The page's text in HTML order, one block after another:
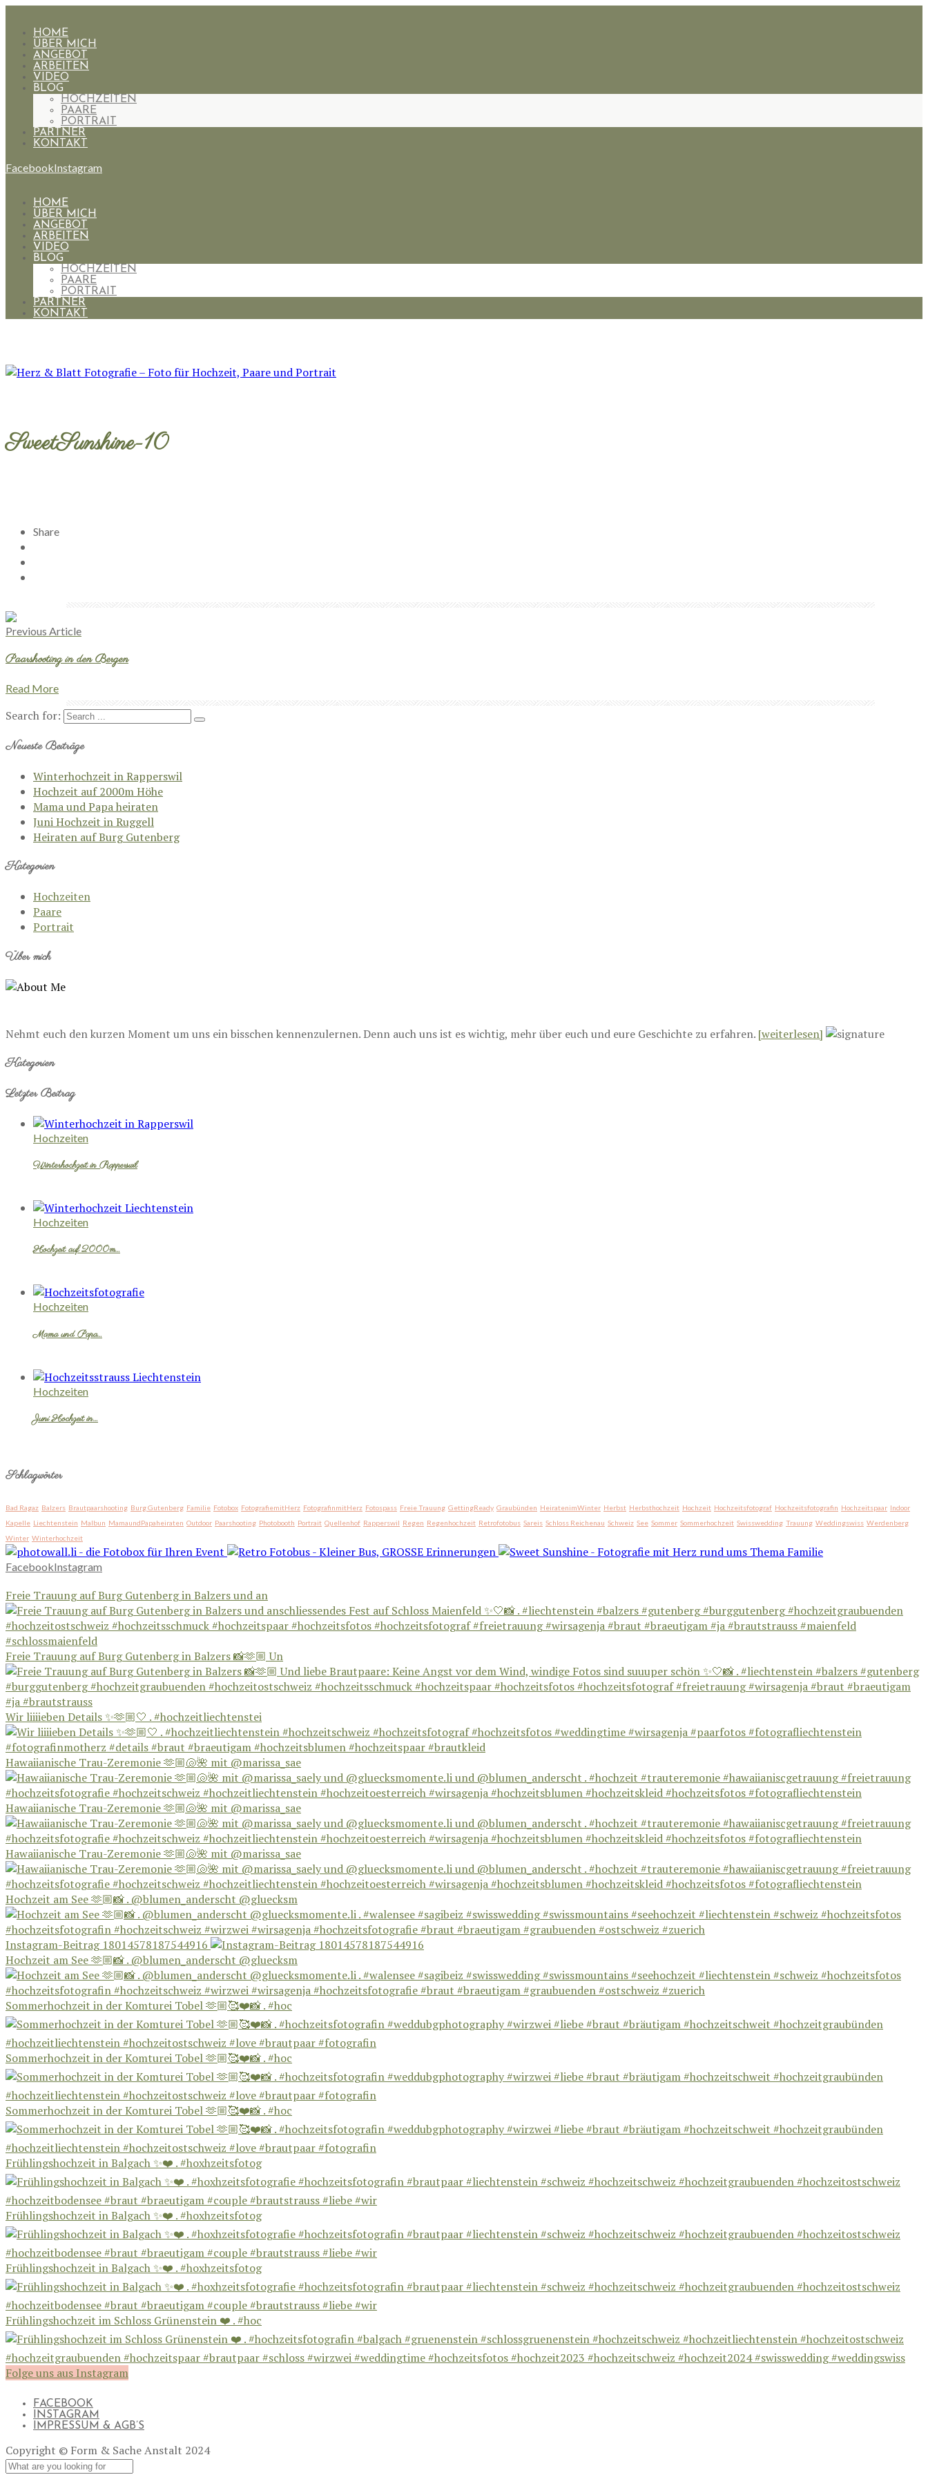
HOME
ÜBER MICH
ANGEBOT
ARBEITEN
VIDEO
BLOG
HOCHZEITEN
PAARE
PORTRAIT
PARTNER
KONTAKT
FacebookInstagram
HOME
ÜBER MICH
ANGEBOT
ARBEITEN
VIDEO
BLOG
HOCHZEITEN
PAARE
PORTRAIT
PARTNER
KONTAKT
SweetSunshine-10
Share
Previous Article
Paarshooting in den Bergen
Read More
Search for:
Neueste Beiträge
Winterhochzeit in Rapperswil
Hochzeit auf 2000m Höhe
Mama und Papa heiraten
Juni Hochzeit in Ruggell
Heiraten auf Burg Gutenberg
Kategorien
Hochzeiten
Paare
Portrait
Über mich
Nehmt euch den kurzen Moment um uns ein bisschen kennenzulernen. Denn auch uns ist es wichtig, mehr über euch und eure Geschichte zu erfahren. [weiterlesen]
Kategorien
Letzter Beitrag
Hochzeiten
Winterhochzeit in Rapperswil
Hochzeiten
Hochzeit auf 2000m…
Hochzeiten
Mama und Papa…
Hochzeiten
Juni Hochzeit in…
Schlagwörter
Bad Ragaz Balzers Brautpaarshooting Burg Gutenberg Familie Fotobox FotografiemitHerz FotografinmitHerz Fotospass Freie Trauung GettingReady Graubünden HeiratenimWinter Herbst Herbsthochzeit Hochzeit Hochzeitsfotograf Hochzeitsfotografin Hochzeitspaar Indoor
Kapelle Liechtenstein Malbun MamaundPapaheiraten Outdoor Paarshooting Photobooth Portrait Quellenhof Rapperswil Regen Regenhochzeit Retrofotobus Sareis Schloss Reichenau Schweiz See Sommer Sommerhochzeit Swisswedding Trauung Weddingswiss Werdenberg
Winter Winterhochzeit
FacebookInstagram
Freie Trauung auf Burg Gutenberg in Balzers und an
Freie Trauung auf Burg Gutenberg in Balzers 📸🫶🏼 Un
Wir liiiieben Details ✨🫶🏼🤍 . #hochzeitliechtenstei
Hawaiianische Trau-Zeremonie 🫶🏼🐚🌺 mit @marissa_sae
Hawaiianische Trau-Zeremonie 🫶🏼🐚🌺 mit @marissa_sae
Hawaiianische Trau-Zeremonie 🫶🏼🐚🌺 mit @marissa_sae
Hochzeit am See 🫶🏼📸 . @blumen_anderscht @gluecksm
Instagram-Beitrag 18014578187544916
Hochzeit am See 🫶🏼📸 . @blumen_anderscht @gluecksm
Sommerhochzeit in der Komturei Tobel 🫶🏼🥰❤️📸 . #hoc
Sommerhochzeit in der Komturei Tobel 🫶🏼🥰❤️📸 . #hoc
Sommerhochzeit in der Komturei Tobel 🫶🏼🥰❤️📸 . #hoc
Frühlingshochzeit in Balgach ✨❤️ . #hoxhzeitsfotog
Frühlingshochzeit in Balgach ✨❤️ . #hoxhzeitsfotog
Frühlingshochzeit in Balgach ✨❤️ . #hoxhzeitsfotog
Frühlingshochzeit im Schloss Grünenstein ❤️ . #hoc
Folge uns aus Instagram
FACEBOOK
INSTAGRAM
IMPRESSUM & AGB’S
Copyright © Form & Sache Anstalt 2024